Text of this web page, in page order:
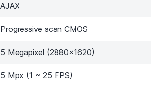
AJAX
Progressive scan CMOS
5 Megapixel (2880×1620)
5 Mpx (1 ~ 25 FPS)